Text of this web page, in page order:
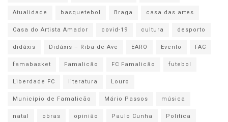
Atualidade
basquetebol Braga
casa das artes
Casa do Artista Amador
covid-19 cultura
desporto
didáxis
Didáxis – Riba de Ave EARO Evento
FAC
famabasket
Famalicão FC Famalicão
futebol
Liberdade FC
literatura
Louro
Município de Famalicão
Mário Passos
música
natal
obras opinião Paulo Cunha
Politica